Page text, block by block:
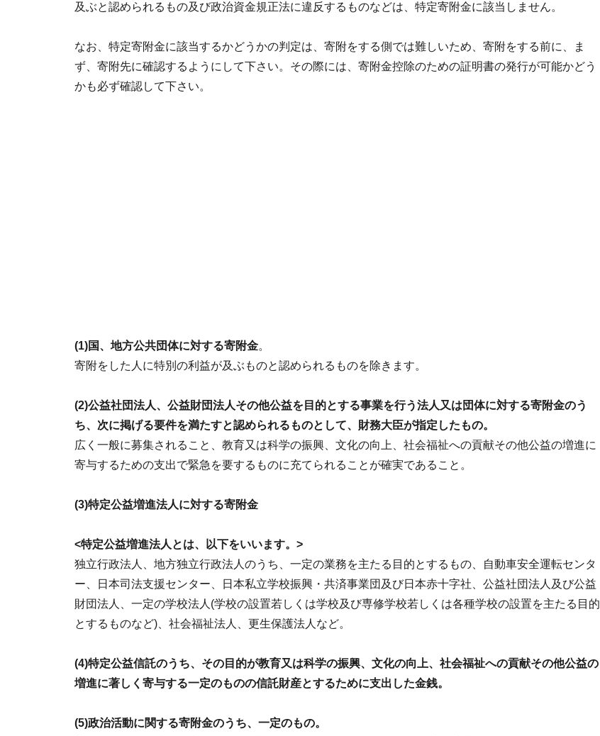
及ぶと認められるもの及び政治資金規正法に違反するものなどは、特定寄附金に該当しません。
なお、特定寄附金に該当するかどうかの判定は、寄附をする側では難しいため、寄附をする前に、ま
ず、寄附先に確認するようにして下さい。その際には、寄附金控除のための証明書の発行が可能かどう
かも必ず確認して下さい。
(1)国、地方公共団体に対する寄附金。
寄附をした人に特別の利益が及ぶものと認められるものを除きます。
(2)公益社団法人、公益財団法人その他公益を目的とする事業を行う法人又は団体に対する寄附金のう
ち、次に掲げる要件を満たすと認められるものとして、財務大臣が指定したもの。
広く一般に募集されること、教育又は科学の振興、文化の向上、社会福祉への貢献その他公益の増進に
寄与するための支出で緊急を要するものに充てられることが確実であること。
(3)特定公益増進法人に対する寄附金
<特定公益増進法人とは、以下をいいます。>
独立行政法人、地方独立行政法人のうち、一定の業務を主たる目的とするもの、自動車安全運転センタ
ー、日本司法支援センター、日本私立学校振興・共済事業団及び日本赤十字社、公益社団法人及び公益
財団法人、一定の学校法人(学校の設置若しくは学校及び専修学校若しくは各種学校の設置を主たる目的
とするものなど)、社会福祉法人、更生保護法人など。
(4)特定公益信託のうち、その目的が教育又は科学の振興、文化の向上、社会福祉への貢献その他公益の
増進に著しく寄与する一定のものの信託財産とするために支出した金銭。
(5)政治活動に関する寄附金のうち、一定のもの。